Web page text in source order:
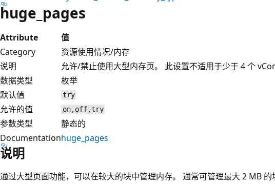
huge_pages
Attribute
值
Category
资源使用情况/内存
说明
允许/禁止使用大型内存页。 此设置不适用于少于 4 个
数据类型
枚举
默认值
try
允许的值 on,off,try
参数类型
静态的
Documentationhuge_pages
说明
通过大型页面功能，可以在较大的块中管理内存。 通常可管理最大 2 MB 的